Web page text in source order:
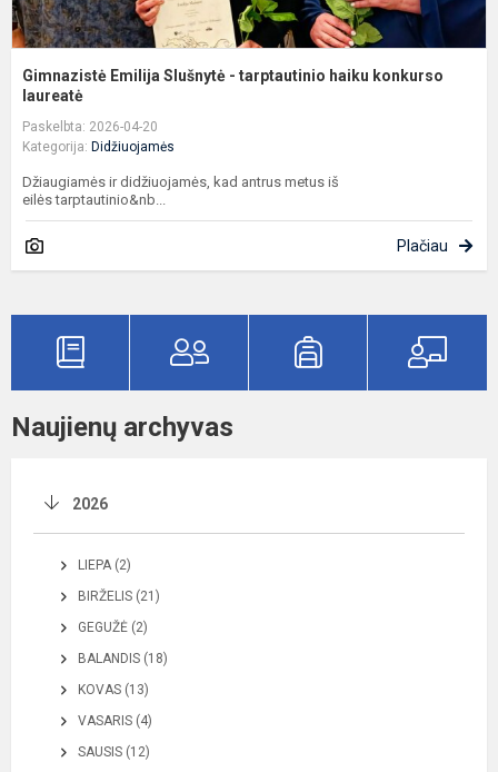
Gimnazistė Emilija Slušnytė - tarptautinio haiku konkurso
laureatė
Paskelbta: 2026-04-20
Kategorija: Didžiuojamės
Džiaugiamės ir didžiuojamės, kad antrus metus iš
eilės tarptautinio&nb...
Plačiau
Naujienų archyvas
2026
LIEPA (2)
BIRŽELIS (21)
GEGUŽĖ (2)
BALANDIS (18)
KOVAS (13)
VASARIS (4)
SAUSIS (12)